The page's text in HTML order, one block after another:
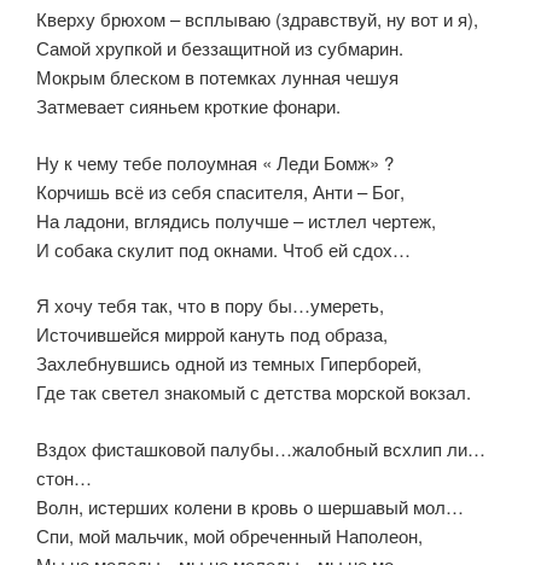
Кверху брюхом – всплываю (здравствуй, ну вот и я),
Самой хрупкой и беззащитной из субмарин.
Мокрым блеском в потемках лунная чешуя
Затмевает сияньем кроткие фонари.
Ну к чему тебе полоумная « Леди Бомж» ?
Корчишь всё из себя спасителя, Анти – Бог,
На ладони, вглядись получше – истлел чертеж,
И собака скулит под окнами. Чтоб ей сдох…
Я хочу тебя так, что в пору бы…умереть,
Источившейся миррой кануть под образа,
Захлебнувшись одной из темных Гиперборей,
Где так светел знакомый с детства морской вокзал.
Вздох фисташковой палубы…жалобный всхлип ли…
стон…
Волн, истерших колени в кровь о шершавый мол…
Спи, мой мальчик, мой обреченный Наполеон,